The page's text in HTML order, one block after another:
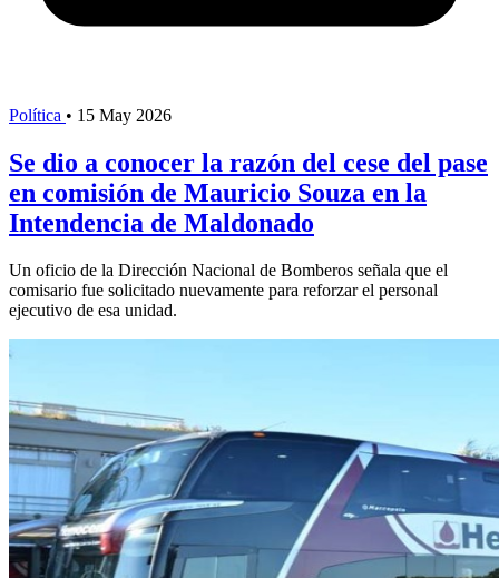
Política • 15 May 2026
Se dio a conocer la razón del cese del pase
en comisión de Mauricio Souza en la
Intendencia de Maldonado
Un oficio de la Dirección Nacional de Bomberos señala que el
comisario fue solicitado nuevamente para reforzar el personal
ejecutivo de esa unidad.